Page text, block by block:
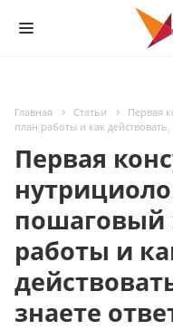
Главная Статьи
Первая
план работы и как действовать,
Первая
пошаговый
работы и
знаете